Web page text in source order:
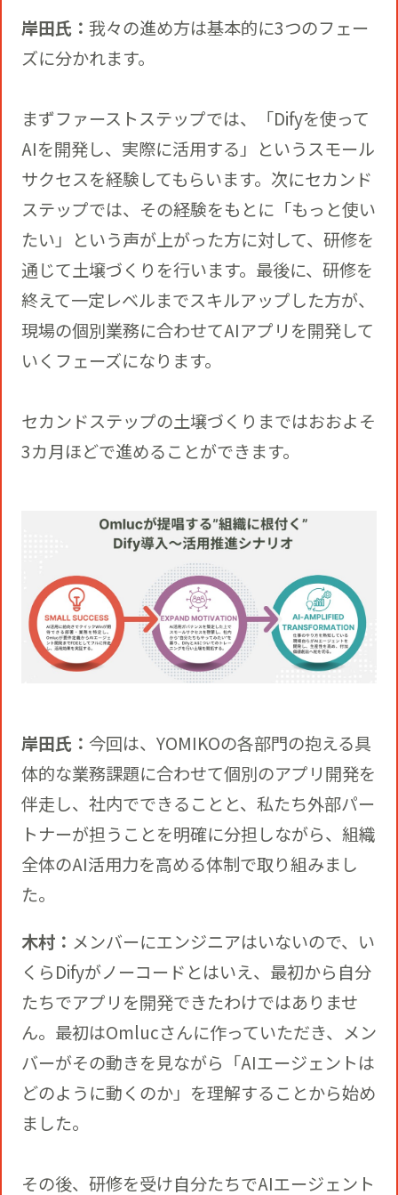
岸田氏： 我々の進め方は基本的に3つのフェー
ズに分かれます。
まずファーストステップでは、「Difyを使って
AIを開発し、実際に活用する」というスモール
サクセスを経験してもらいます。次にセカンド
ステップでは、その経験をもとに「もっと使い
たい」という声が上がった方に対して、研修を
通じて土壌づくりを行います。最後に、研修を
終えて一定レベルまでスキルアップした方が、
現場の個別業務に合わせてAIアプリを開発して
いくフェーズになります。
セカンドステップの土壌づくりまではおおよそ
3カ月ほどで進めることができます。
岸田氏： 今回は、YOMIKOの各部門の抱える具
体的な業務課題に合わせて個別のアプリ開発を
伴走し、社内でできることと、私たち外部パー
トナーが担うことを明確に分担しながら、組織
全体のAI活用力を高める体制で取り組みまし
た。
木村： メンバーにエンジニアはいないので、い
くらDifyがノーコードとはいえ、最初から自分
たちでアプリを開発できたわけではありませ
ん。最初はOmlucさんに作っていただき、メン
バーがその動きを見ながら「AIエージェントは
どのように動くのか」を理解することから始め
ました。
その後、研修を受け自分たちでAIエージェント